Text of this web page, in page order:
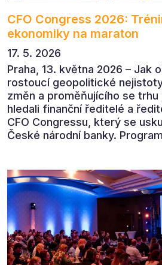
CFO Congress 2026:
ekonomiky na maraton
17. 5. 2026
Praha, 13. května 2026 – Jak
rostoucí geopolitické
změn a proměňujícího se
hledali finanční ředitelé a
CFO Congressu, který se
České národní banky.
automatizaci, leadership i